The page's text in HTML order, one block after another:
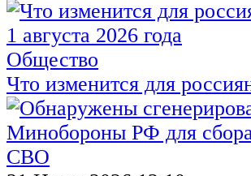
Общество
Что изменится для